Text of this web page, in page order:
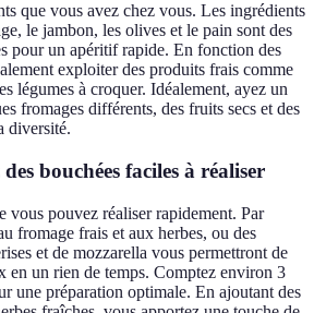
que vous avez chez vous. Les ingrédients
le jambon, les olives et le pain sont des
pour un apéritif rapide. En fonction des
exploiter des produits frais comme
légumes à croquer. Idéalement, ayez un
fromages différents, des fruits secs et des
diversité.
bouchées faciles à réaliser
vous pouvez réaliser rapidement. Par
fromage frais et aux herbes, ou des
et de mozzarella vous permettront de
en un rien de temps. Comptez environ 3
une préparation optimale. En ajoutant des